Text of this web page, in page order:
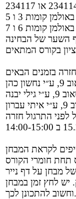
יש לחץ זמן במבחן
וחשוב להתכונן לכך.